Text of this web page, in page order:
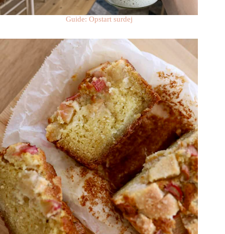
Guide: Opstart surdej